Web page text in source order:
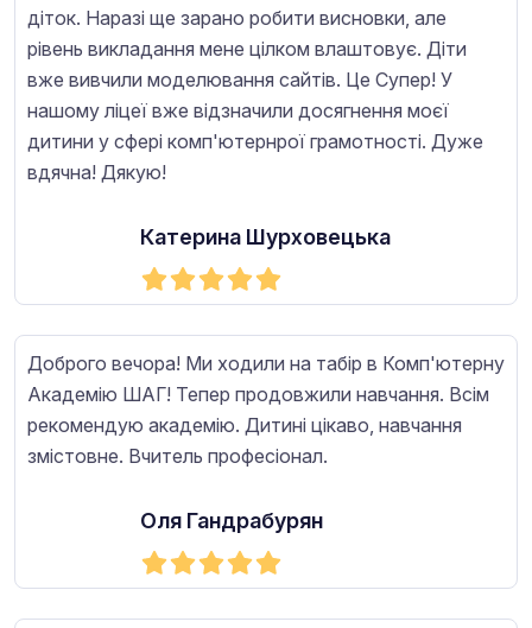
діток. Наразі ще зарано робити висновки, але
рівень викладання мене цілком влаштовує. Діти
вже вивчили моделювання сайтів. Це Супер! У
нашому ліцеї вже відзначили досягнення моєї
дитини у сфері комп'ютернрої грамотності. Дуже
вдячна! Дякую!
Катерина Шурховецька
Доброго вечора! Ми ходили на табір в Комп'ютерну
Академію ШАГ! Тепер продовжили навчання. Всім
рекомендую академію. Дитині цікаво, навчання
змістовне. Вчитель професіонал.
Оля Гандрабурян